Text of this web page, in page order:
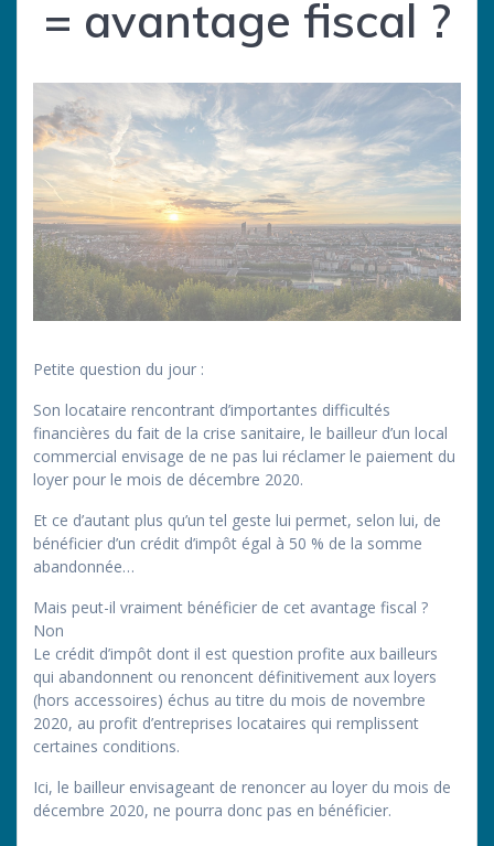
= avantage fiscal ?
Petite question du jour :
Son locataire rencontrant d’importantes difficultés
financières du fait de la crise sanitaire, le bailleur d’un local
commercial envisage de ne pas lui réclamer le paiement du
loyer pour le mois de décembre 2020.
Et ce d’autant plus qu’un tel geste lui permet, selon lui, de
bénéficier d’un crédit d’impôt égal à 50 % de la somme
abandonnée…
Mais peut-il vraiment bénéficier de cet avantage fiscal ?
Non
Le crédit d’impôt dont il est question profite aux bailleurs
qui abandonnent ou renoncent définitivement aux loyers
(hors accessoires) échus au titre du mois de novembre
2020, au profit d’entreprises locataires qui remplissent
certaines conditions.
Ici, le bailleur envisageant de renoncer au loyer du mois de
décembre 2020, ne pourra donc pas en bénéficier.